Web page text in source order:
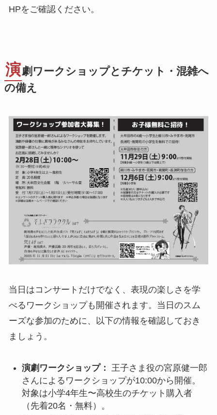
HPをご確認ください。
演劇ワークショップとチケット・混雑へ
の備え
当日はコンサートだけでなく、表現の楽しさを学
べるワークショップも開催されます。当日のスム
ーズな参加のために、以下の情報を確認しておき
ましょう。
演劇ワークショップ：
王子さま役の宮原健一郎
さんによるワークショップが10:00から開催。
対象は小学4年生〜高校生のチケット購入者
（先着20名・無料）。